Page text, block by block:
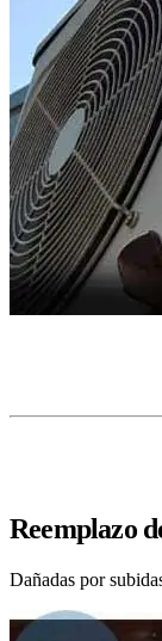
Reemplazo
Dañadas por